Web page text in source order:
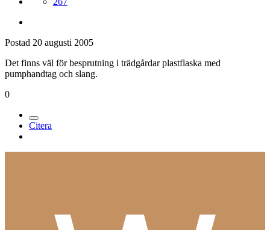
Postad 20 augusti 2005
Det finns väl för besprutning i trädgårdar plastflaska med
pumphandtag och slang.
0
Citera